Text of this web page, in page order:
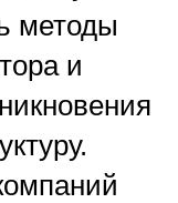
методы
и